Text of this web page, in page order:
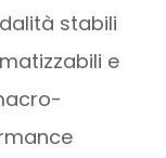
stabili
e